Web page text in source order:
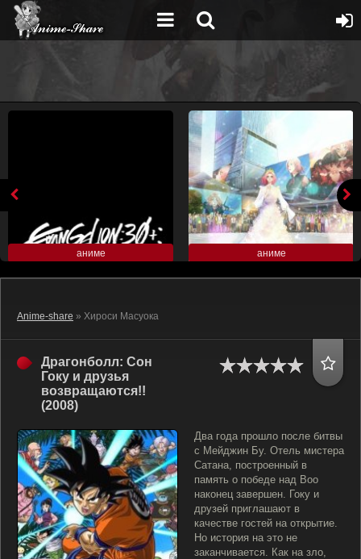
аниме аниме
Anime-share » Хироси Масуока
Драгонболл: Сон
Гоку и друзья
возвращаются!!
(2008)
Два года прошло после битвы
с Мейджин Бу. Отель мистера
Сатана, построенный в
память о победе над Boo
наконец завершен. Гоку и
друзей приглашают в
качестве гостей на открытие.
Но история на это не
заканчивается. Как на зло,